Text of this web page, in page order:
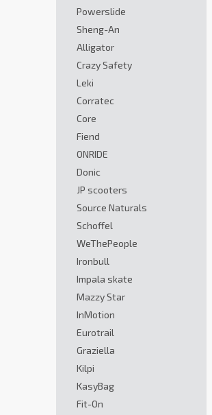
Powerslide
Sheng-An
Alligator
Crazy Safety
Leki
Corratec
Core
Fiend
ONRIDE
Donic
JP scooters
Source Naturals
Schoffel
WeThePeople
Ironbull
Impala skate
Mazzy Star
InMotion
Eurotrail
Graziella
Kilpi
KasyBag
Fit-On